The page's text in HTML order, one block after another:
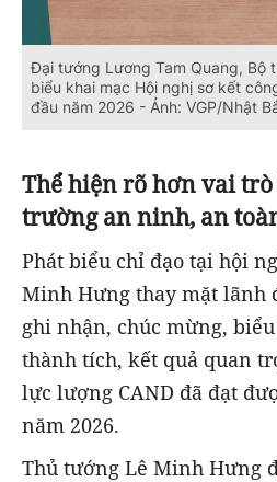
Đại tướng Lương Tam Quang, Bộ
biểu khai mạc Hội nghị sơ kết
đầu năm 2026 - Ảnh: VGP/Nhật
Thể hiện rõ hơn vai
trường an ninh, an
Phát biểu chỉ đạo tại hội
Minh Hưng thay mặt lãnh
ghi nhận, chúc mừng,
thành tích, kết quả quan
lực lượng CAND đã đạt
năm 2026.
Thủ tướng Lê Minh Hưng